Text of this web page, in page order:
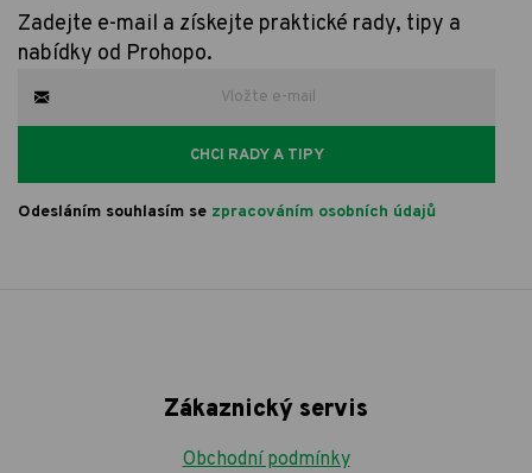
Zadejte e-mail a získejte praktické rady, tipy a
nabídky od Prohopo.
CHCI RADY A TIPY
Odesláním souhlasím se zpracováním osobních údajů
Zákaznický servis
Obchodní podmínky